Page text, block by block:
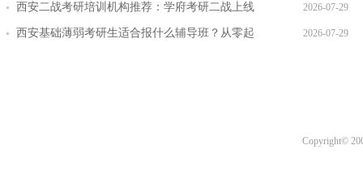
层教学效果实测
西安二战考研培训机构推荐：学府考研二战上线
率提升路径
2026-07-29
西安基础薄弱考研生适合报什么辅导班？从零起 2026-07-29
Copyright©